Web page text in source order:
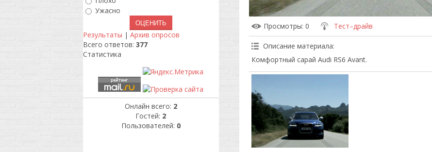
Просмотры: 0 Тест–драйв
Описание материала:
Комфортный сарай Audi RS6 Avant.
Ужасно
Результаты | Архив опросов
Всего ответов: 377
Статистика
Онлайн всего: 2
Гостей: 2
Пользователей: 0